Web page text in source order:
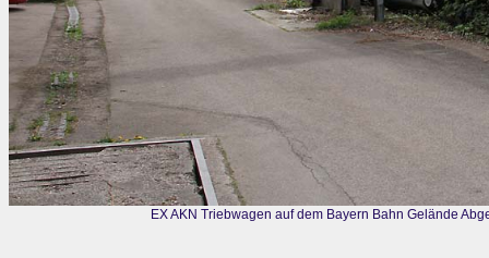
EX AKN Triebwagen auf dem Bayern Bahn Gelände